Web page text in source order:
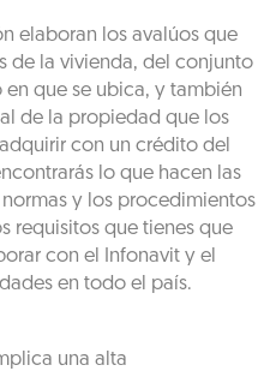
elaboran los avalúos que
de la vivienda, del conjunto
que se ubica, y también
de la propiedad que los
con un crédito del
lo que hacen las
y los procedimientos
requisitos que tienes que
con el Infonavit y el
en todo el país.
una alta